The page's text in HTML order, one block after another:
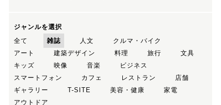
ジャンルを選択
全て
雑誌 人文
クルマ・バイク
アート
建築デザイン 料理 旅行
文具
キッズ
映像 音楽
ビジネス
スマートフォン
カフェ レストラン
店舗
ギャラリー
T-SITE 美容・健康
家電
アウトドア